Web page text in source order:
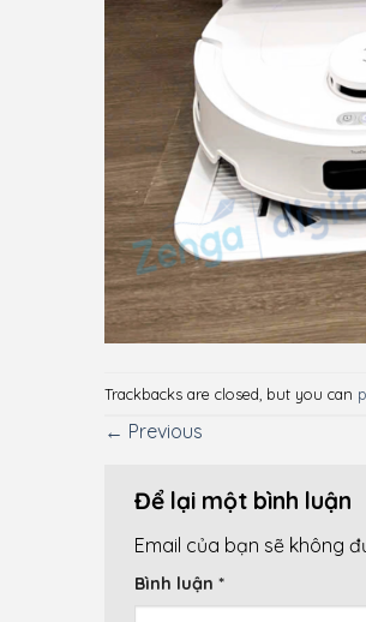
Trackbacks are closed, but you can
← Previous
Để lại một bình luận
Email của bạn sẽ không
Bình luận *